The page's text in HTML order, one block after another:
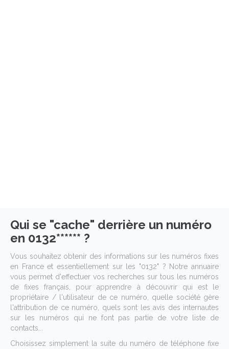
Qui se "cache" derrière un numéro
en 0132****** ?
Vous souhaitez obtenir des informations sur les numéros fixes
en France et essentiellement sur les "0132" ? Notre annuaire
vous permet d'effectuer vos recherches sur tous les numéros
de fixes français, pour apprendre à découvrir qui est le
propriétaire / l'utilisateur de ce numéro, quelle société gère
l'attribution de ce numéro, quels sont les avis des internautes
sur les numéros qui ne font pas partie de votre liste de
contacts...
Choisissez simplement la suite du numéro de téléphone fixe